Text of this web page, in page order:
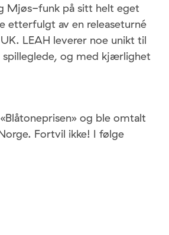
Mjøs-funk på sitt helt eget
etterfulgt av en releaseturné
LEAH leverer noe unikt til
spilleglede, og med kjærlighet
og ble omtalt
Fortvil ikke! I følge